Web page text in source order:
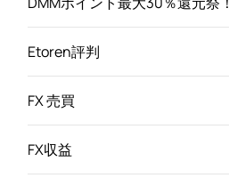
Etoren評判
FX 売買
FX収益